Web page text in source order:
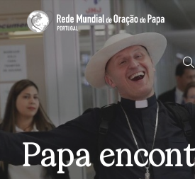
Papa